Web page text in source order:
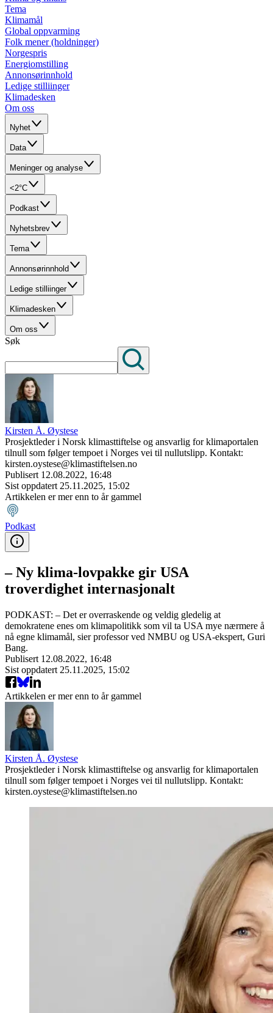
Tema
Klimamål
Global oppvarming
Folk mener (holdninger)
Norgespris
Energiomstilling
Annonsørinnhold
Ledige stilliinger
Klimadesken
Om oss
Nyhet
Data
Meninger og analyse
<2°C
Podkast
Nyhetsbrev
Tema
Annonsørinnhold
Ledige stilliinger
Klimadesken
Om oss
Søk
Kirsten Å. Øystese
Prosjektleder i Norsk klimasttiftelse og ansvarlig for klimaportalen
tilnull som følger tempoet i Norges vei til nullutslipp. Kontakt:
kirsten.oystese@klimastiftelsen.no
Publisert 12.08.2022, 16:48
Sist oppdatert 25.11.2025, 15:02
Artikkelen er mer enn to år gammel
Podkast
– Ny klima-lovpakke gir USA
troverdighet internasjonalt
PODKAST: – Det er overraskende og veldig gledelig at
demokratene enes om klimapolitikk som vil ta USA mye nærmere å
nå egne klimamål, sier professor ved NMBU og USA-ekspert, Guri
Bang.
Publisert 12.08.2022, 16:48
Sist oppdatert 25.11.2025, 15:02
Artikkelen er mer enn to år gammel
Kirsten Å. Øystese
Prosjektleder i Norsk klimasttiftelse og ansvarlig for klimaportalen
tilnull som følger tempoet i Norges vei til nullutslipp. Kontakt:
kirsten.oystese@klimastiftelsen.no